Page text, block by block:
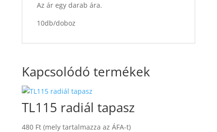
Az ár egy darab ára.
10db/doboz
Kapcsolódó termékek
TL115 radiál tapasz
480 Ft (mely tartalmazza az ÁFA-t)